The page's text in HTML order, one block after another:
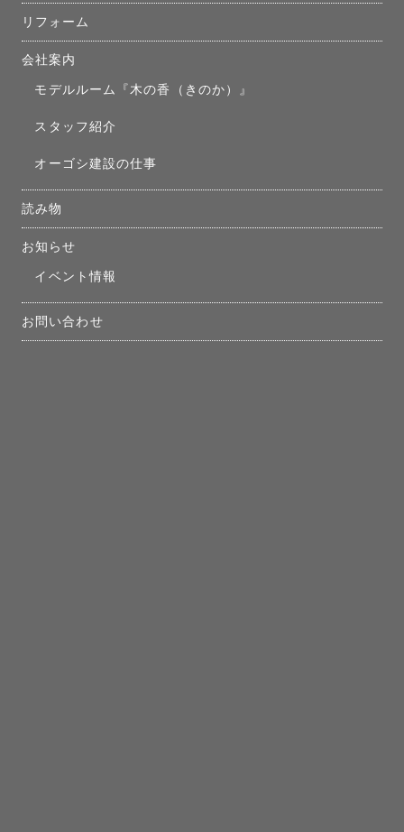
リフォーム
会社案内
モデルルーム『木の香（きのか）』
スタッフ紹介
オーゴシ建設の仕事
読み物
お知らせ
イベント情報
お問い合わせ